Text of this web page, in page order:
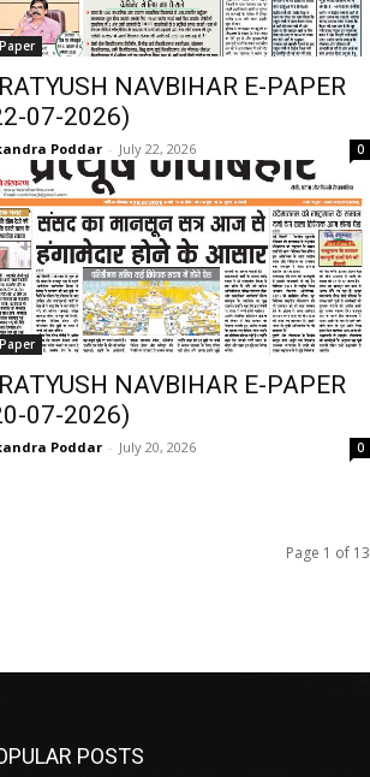
NAVBIHAR E-PAPER
07-2026)
Poddar - July 22, 2026 0
NAVBIHAR E-PAPER
07-2026)
Poddar - July 20, 2026 0
Page 1 of 13
POSTS